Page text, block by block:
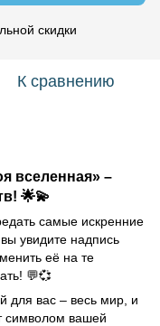
скидки
К сравнению
вселенная» –
🌟💫
самые искренние
увидите надпись
её на те
💬💞
для вас – весь мир, и
символом вашей